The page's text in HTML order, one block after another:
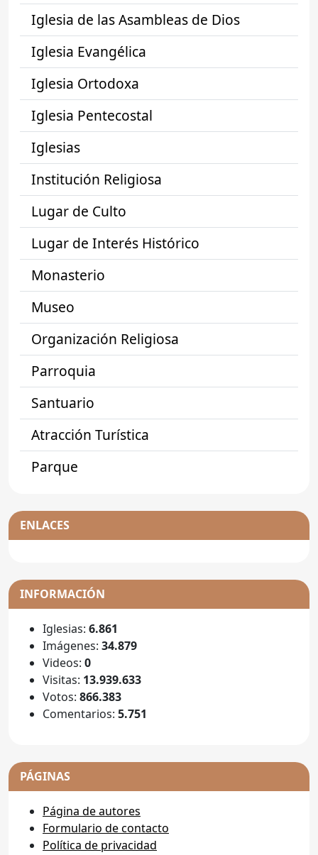
Iglesia de las Asambleas de Dios
Iglesia Evangélica
Iglesia Ortodoxa
Iglesia Pentecostal
Iglesias
Institución Religiosa
Lugar de Culto
Lugar de Interés Histórico
Monasterio
Museo
Organización Religiosa
Parroquia
Santuario
Atracción Turística
Parque
ENLACES
INFORMACIÓN
Iglesias: 6.861
Imágenes: 34.879
Videos: 0
Visitas: 13.939.633
Votos: 866.383
Comentarios: 5.751
PÁGINAS
Página de autores
Formulario de contacto
Política de privacidad